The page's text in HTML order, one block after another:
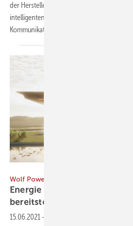
der Hersteller Keba und Mennekes
intelligenten Betriebssystem ausgestattet.
Kommunikation lässt sich die Ladestrategie
Wolf Power Systems
Energie selbst erzeugen,
bereitstellen
15.06.2021 -